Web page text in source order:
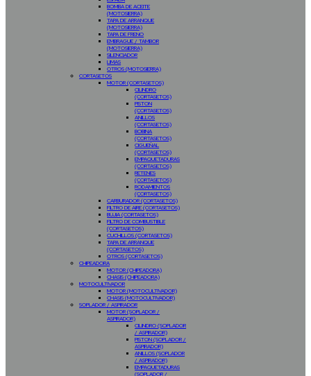
BOMBA DE ACEITE
(MOTOSIERRA)
TAPA DE ARRANQUE
(MOTOSIERRA)
TAPA DE FRENO
EMBRAGUE / TAMBOR
(MOTOSIERRA)
SILENCIADOR
LIMAS
OTROS (MOTOSIERRA)
CORTASETOS
MOTOR (CORTASETOS)
CILINDRO
(CORTASETOS)
PISTON
(CORTASETOS)
ANILLOS
(CORTASETOS)
BOBINA
(CORTASETOS)
CIGUEÑAL
(CORTASETOS)
EMPAQUETADURAS
(CORTASETOS)
RETENES
(CORTASETOS)
RODAMIENTOS
(CORTASETOS)
CARBURADOR (CORTASETOS)
FILTRO DE AIRE (CORTASETOS)
BUJIA (CORTASETOS)
FILTRO DE COMBUSTIBLE
(CORTASETOS)
CUCHILLOS (CORTASETOS)
TAPA DE ARRANQUE
(CORTASETOS)
OTROS (CORTASETOS)
CHIPEADORA
MOTOR (CHIPEADORA)
CHASIS (CHIPEADORA)
MOTOCULTIVADOR
MOTOR (MOTOCULTIVADOR)
CHASIS (MOTOCULTIVADOR)
SOPLADOR / ASPIRADOR
MOTOR (SOPLADOR /
ASPIRADOR)
CILINDRO (SOPLADOR
/ ASPIRADOR)
PISTON (SOPLADOR /
ASPIRADOR)
ANILLOS (SOPLADOR
/ ASPIRADOR)
EMPAQUETADURAS
(SOPLADOR /